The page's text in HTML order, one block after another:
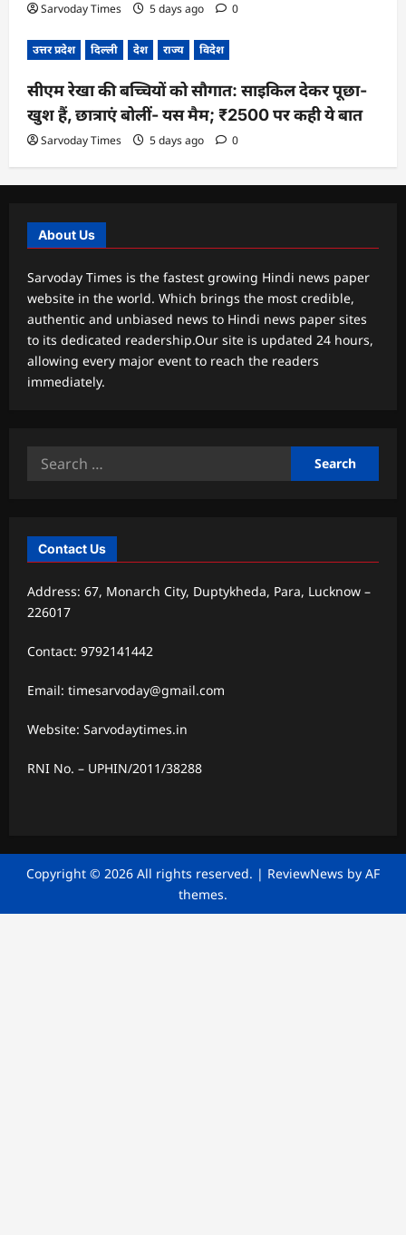
Sarvoday Times 5 days ago 0
उत्तर प्रदेश दिल्ली देश राज्य विदेश
सीएम रेखा की बच्चियों को सौगात: साइकिल देकर पूछा-
खुश हैं, छात्राएं बोलीं- यस मैम; ₹2500 पर कही ये बात
Sarvoday Times 5 days ago 0
About Us
Sarvoday Times is the fastest growing Hindi news paper
website in the world. Which brings the most credible,
authentic and unbiased news to Hindi news paper sites
to its dedicated readership.Our site is updated 24 hours,
allowing every major event to reach the readers
immediately.
Search
Contact Us
Address: 67, Monarch City, Duptykheda, Para, Lucknow –
226017
Contact: 9792141442
Email: timesarvoday@gmail.com
Website: Sarvodaytimes.in
RNI No. – UPHIN/2011/38288
Copyright © 2026 All rights reserved. | ReviewNews by AF
themes.